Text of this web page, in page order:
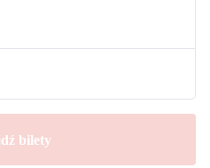
bilety